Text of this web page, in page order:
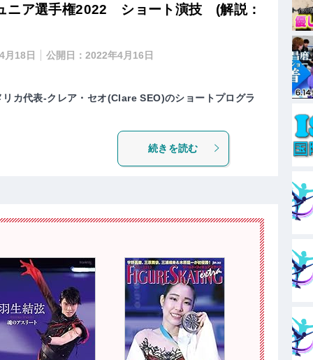
ニア選手権2022 ショート演技 (解説：
月18日 公開日：2022年4月16日
カ代表-クレア・セオ(Clare SEO)のショートプログラ
続きを読む